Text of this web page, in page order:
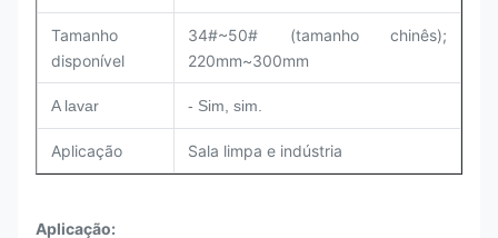
Tamanho
disponível
34#~50# (tamanho chinês);
220mm~300mm
A lavar - Sim, sim.
Aplicação Sala limpa e indústria
Aplicação: